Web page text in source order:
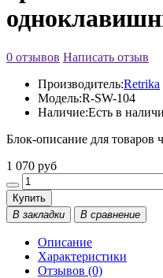
0 отзывов Написать отзыв
Производитель:Retrika
Модель:R-SW-104
Наличие:Есть в
Блок-описание для товаров
1 070 руб
Купить
В закладки
В сравнение
Описание
Характеристики
Отзывов (0)